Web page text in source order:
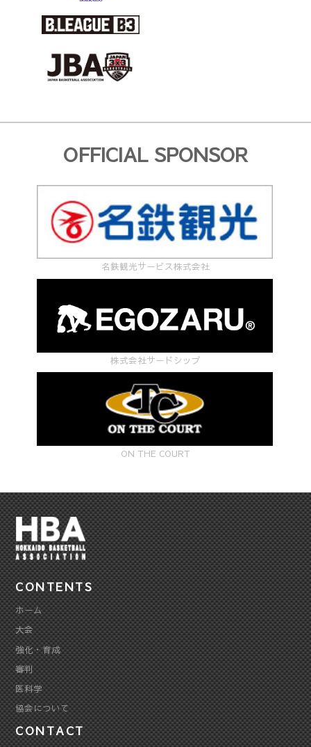
OFFICIAL SPONSOR
名鉄観光サービス株式会社
株式会社サードシップ
ON THE COURT
CONTENTS
ホーム
大会
強化・育成
審判
医科学
協会について
CONTACT